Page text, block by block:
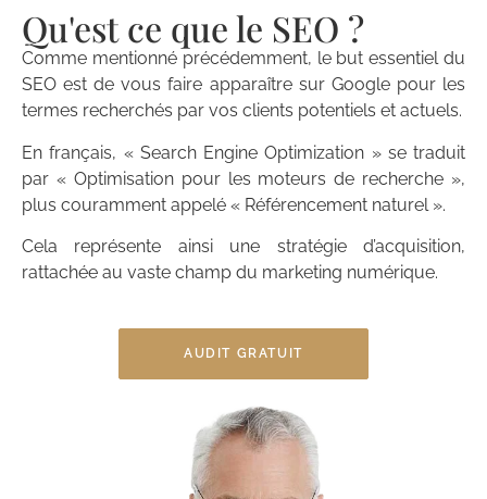
Qu'est ce que le SEO ?
Comme mentionné précédemment, le but essentiel du
SEO est de vous faire apparaître sur Google pour les
termes recherchés par vos clients potentiels et actuels.
En français, « Search Engine Optimization » se traduit
par « Optimisation pour les moteurs de recherche »,
plus couramment appelé « Référencement naturel ».
Cela représente ainsi une stratégie d’acquisition,
rattachée au vaste champ du marketing numérique.
AUDIT GRATUIT